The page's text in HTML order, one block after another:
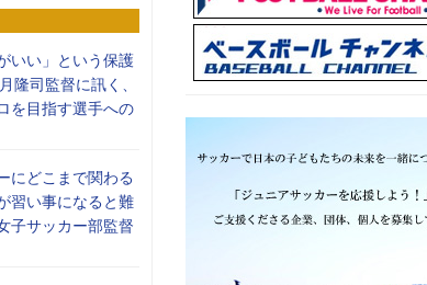
いい」という保護
隆司監督に訊く、
を目指す選手への
にどこまで関わる
習い事になると難
子サッカー部監督